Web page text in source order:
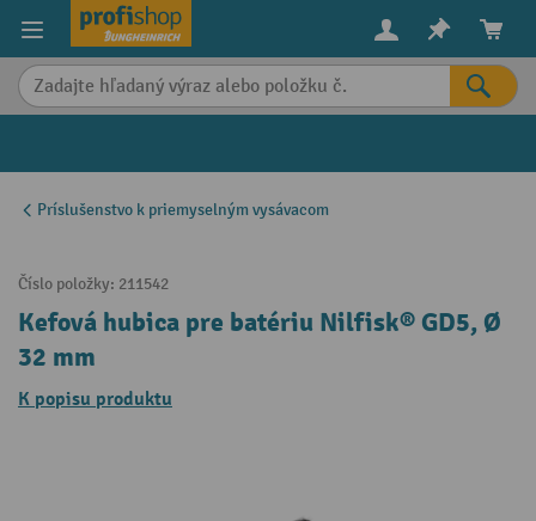
content
Príslušenstvo k priemyselným vysávacom
Číslo položky: 211542
Kefová hubica pre batériu Nilfisk® GD5, Ø
32 mm
K popisu produktu